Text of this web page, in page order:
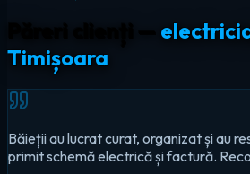
Timișoara
Au înlocuit tabloul vechi cu unul
diferențiale. Explicații clare, preț